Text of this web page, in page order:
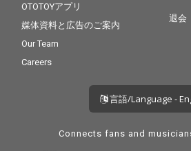
OTOTOYアプリ
媒体資料と広告のご案内
Our Team
Careers
退会
言語/Language -
Connects fans and